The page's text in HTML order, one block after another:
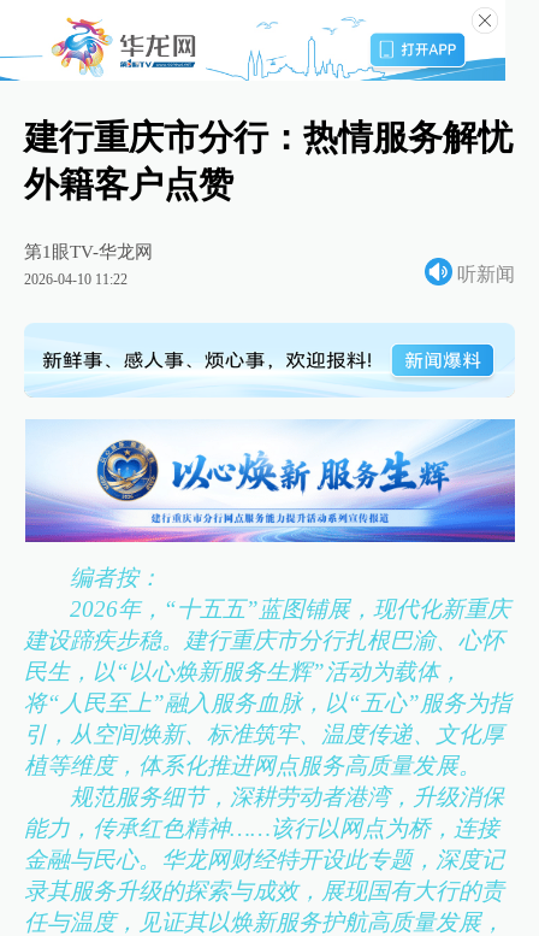
建行重庆市分行：热情服务解忧
外籍客户点赞
第1眼TV-华龙网
2026-04-10 11:22 听新闻
编者按：
2026年，“十五五”蓝图铺展，现代化新重庆
建设蹄疾步稳。建行重庆市分行扎根巴渝、心怀
民生，以“以心焕新服务生辉”活动为载体，
将“人民至上”融入服务血脉，以“五心”服务为指
引，从空间焕新、标准筑牢、温度传递、文化厚
植等维度，体系化推进网点服务高质量发展。
规范服务细节，深耕劳动者港湾，升级消保
能力，传承红色精神……该行以网点为桥，连接
金融与民心。华龙网财经特开设此专题，深度记
录其服务升级的探索与成效，展现国有大行的责
任与温度，见证其以焕新服务护航高质量发展，